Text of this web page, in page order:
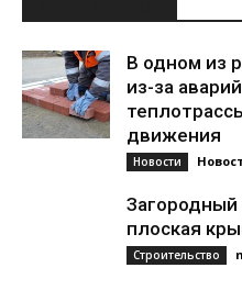
В одном из
из-за
движения
Новости
плоская
Строительство